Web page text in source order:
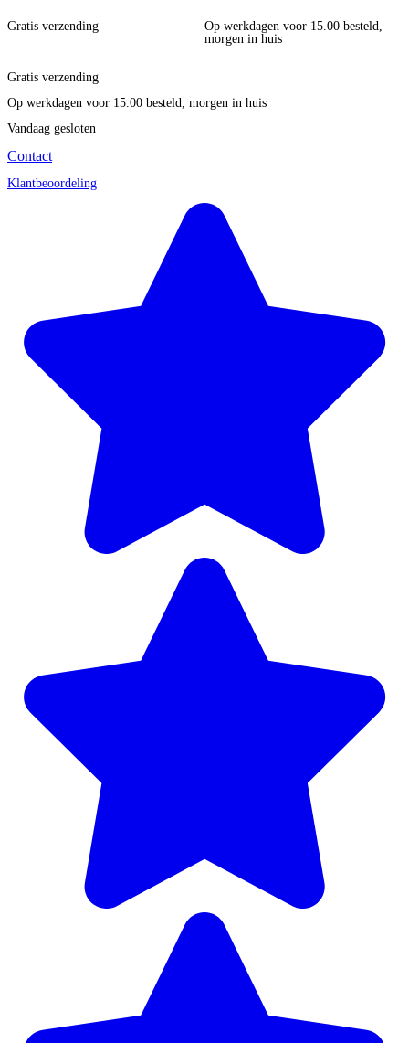
Gratis verzending
Op werkdagen voor 15.00 besteld,
morgen in huis
Gratis verzending
Op werkdagen voor 15.00 besteld, morgen in huis
Vandaag gesloten
Contact
Klantbeoordeling